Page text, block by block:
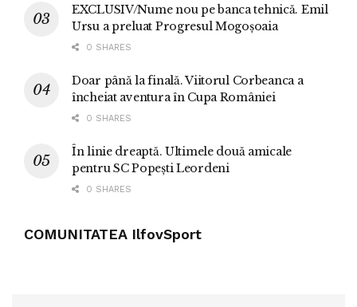
EXCLUSIV/Nume nou pe banca tehnică. Emil
Ursu a preluat Progresul Mogoșoaia
0 SHARES
Doar până la finală. Viitorul Corbeanca a
încheiat aventura în Cupa României
0 SHARES
În linie dreaptă. Ultimele două amicale
pentru SC Popești Leordeni
0 SHARES
COMUNITATEA IlfovSport